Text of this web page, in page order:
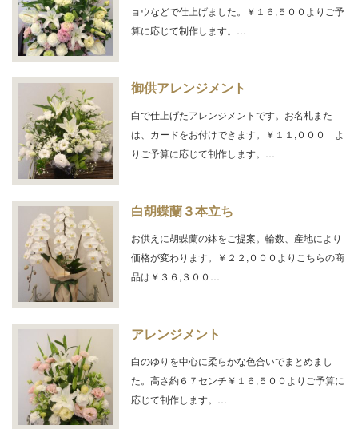
ョウなどで仕上げました。￥１６,５００よりご予
算に応じて制作します。…
御供アレンジメント
白で仕上げたアレンジメントです。お名札また
は、カードをお付けできます。￥１１,０００ よ
りご予算に応じて制作します。…
白胡蝶蘭３本立ち
お供えに胡蝶蘭の鉢をご提案。輪数、産地により
価格が変わります。￥２２,０００よりこちらの商
品は￥３６,３００…
アレンジメント
白のゆりを中心に柔らかな色合いでまとめまし
た。高さ約６７センチ￥１６,５００よりご予算に
応じて制作します。…